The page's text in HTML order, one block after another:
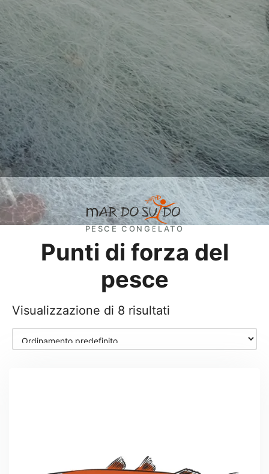
PESCE CONGELATO
Punti di forza del
pesce
Visualizzazione di 8 risultati